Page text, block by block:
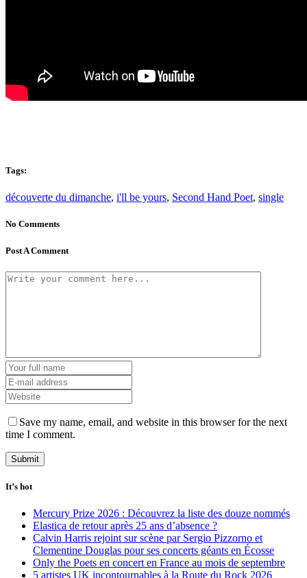
Tags:
découverte du dimanche, i'll be yours, Second Hand Poet, single
No Comments
Post A Comment
Save my name, email, and website in this browser for the next
time I comment.
It’s hot
Mercury Prize 2026 : Découvrez la liste des douze nommés
Elastica de retour après 25 ans d’absence ?
Calvin Harris rejoint sur scène par Sergio Pizzorno et
Clementine Douglas pour ses concerts géants en Écosse
Only the Poets en concert en France au mois de septembre
5 artistes UK incontournables à la Route du Rock 2026